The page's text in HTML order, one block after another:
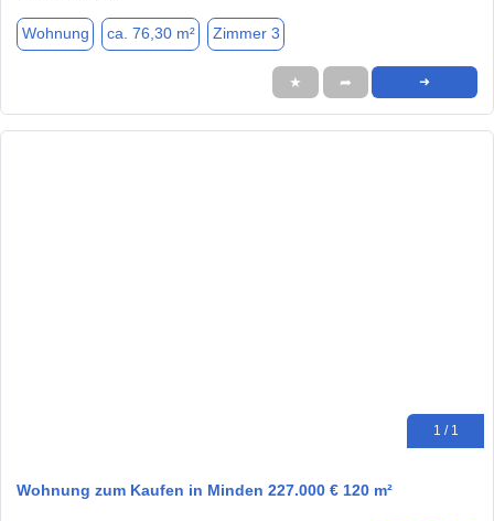
Wohnung ca. 76,30 m² Zimmer 3
★ ➦ ➜
1 / 1
Wohnung zum Kaufen in Minden 227.000 € 120 m²